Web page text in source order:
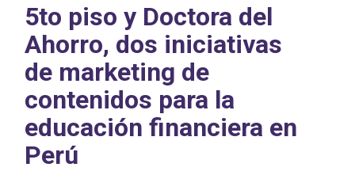
5to piso y Doctora del
Ahorro, dos iniciativas
de marketing de
contenidos para la
educación financiera en
Perú